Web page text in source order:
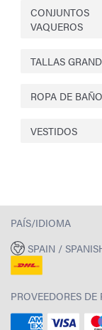
CONJUNTOS
VAQUEROS
TALLAS
ROPA DE BAÑO
VESTIDOS
PAÍS/IDIOMA
SPAIN /
PROVEEDORES DE